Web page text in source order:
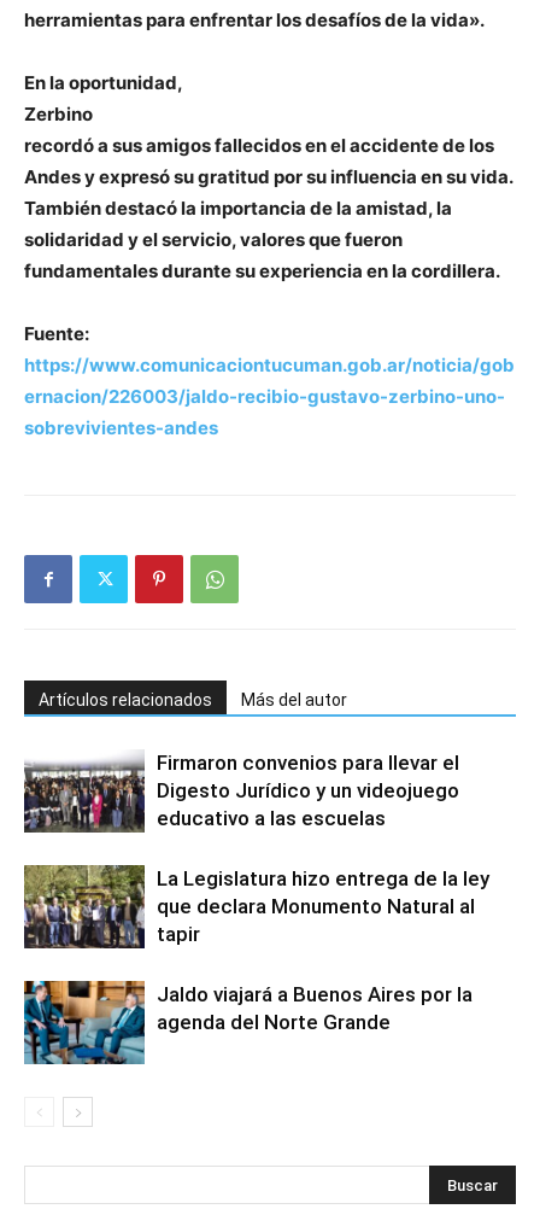
herramientas para enfrentar los desafíos de la vida».
En la oportunidad,
Zerbino
recordó a sus amigos fallecidos en el accidente de los
Andes y expresó su gratitud por su influencia en su vida.
También destacó la importancia de la amistad, la
solidaridad y el servicio, valores que fueron
fundamentales durante su experiencia en la cordillera.
Fuente:
https://www.comunicaciontucuman.gob.ar/noticia/gob
ernacion/226003/jaldo-recibio-gustavo-zerbino-uno-
sobrevivientes-andes
Artículos relacionados Más del autor
Firmaron convenios para llevar el
Digesto Jurídico y un videojuego
educativo a las escuelas
La Legislatura hizo entrega de la ley
que declara Monumento Natural al
tapir
Jaldo viajará a Buenos Aires por la
agenda del Norte Grande